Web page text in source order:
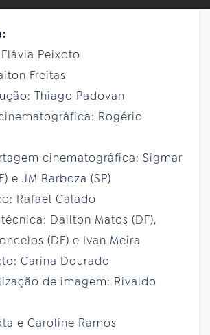
Peixoto
Freitas
Thiago Padovan
Rogério
cinematográfica: Sigmar
e JM Barboza (SP)
Rafael Calado
Dailton Matos (DF),
(DF) e Ivan Meira
Carina Dourado
de imagem: Rivaldo
e Caroline Ramos